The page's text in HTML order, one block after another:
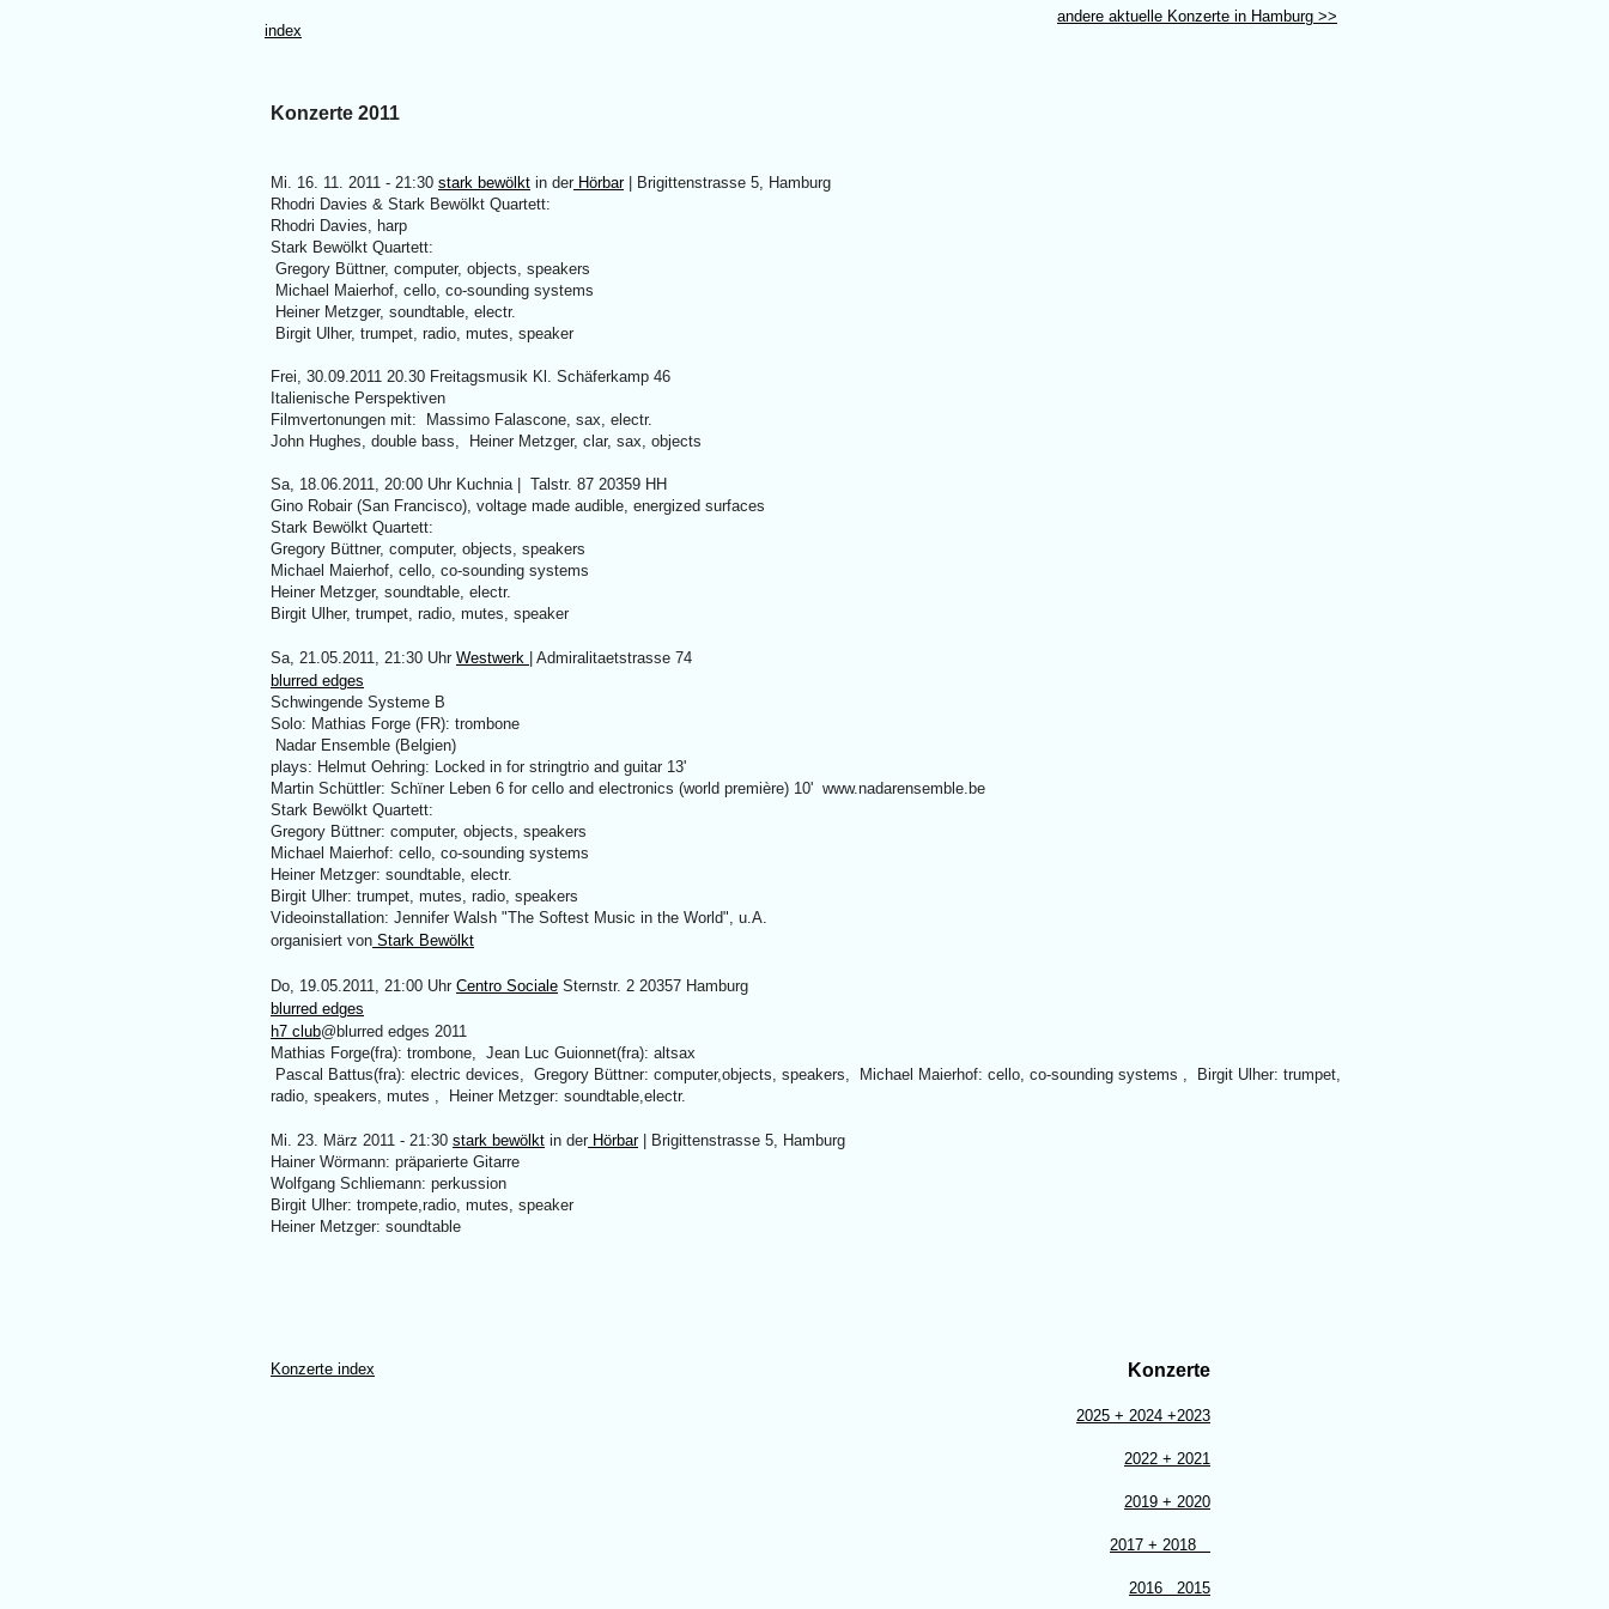
index
andere aktuelle Konzerte in Hamburg >>
Konzerte 2011
Mi. 16. 11. 2011 - 21:30 stark bewölkt in der Hörbar| Brigittenstrasse 5, Hamburg
Rhodri Davies & Stark Bewölkt Quartett:
Rhodri Davies, harp
Stark Bewölkt Quartett:
Gregory Büttner, computer, objects, speakers
Michael Maierhof, cello, co-sounding systems
Heiner Metzger, soundtable, electr.
Birgit Ulher, trumpet, radio, mutes, speaker
Frei, 30.09.2011 20.30 Freitagsmusik Kl. Schäferkamp 46
Italienische Perspektiven
Filmvertonungen mit: Massimo Falascone, sax, electr.
John Hughes, double bass, Heiner Metzger, clar, sax, objects
Sa, 18.06.2011, 20:00 Uhr Kuchnia | Talstr. 87 20359 HH
Gino Robair (San Francisco), voltage made audible, energized surfaces
Stark Bewölkt Quartett:
Gregory Büttner, computer, objects, speakers
Michael Maierhof, cello, co-sounding systems
Heiner Metzger, soundtable, electr.
Birgit Ulher, trumpet, radio, mutes, speaker
Sa, 21.05.2011, 21:30 Uhr Westwerk
| Admiralitaetstrasse 74
blurred edges
Schwingende Systeme B
Solo: Mathias Forge (FR): trombone
Nadar Ensemble (Belgien)
plays: Helmut Oehring: Locked in for stringtrio and guitar 13'
Martin Schüttler: Schïner Leben 6 for cello and electronics (world première) 10' www.nadarensemble.be
Stark Bewölkt Quartett:
Gregory Büttner: computer, objects, speakers
Michael Maierhof: cello, co-sounding systems
Heiner Metzger: soundtable, electr.
Birgit Ulher: trumpet, mutes, radio, speakers
Videoinstallation: Jennifer Walsh "The Softest Music in the World", u.A.
organisiert von Stark Bewölkt
Do, 19.05.2011, 21:00 Uhr Centro Sociale Sternstr. 2 20357 Hamburg
blurred edges
h7 club@blurred edges 2011
Mathias Forge(fra): trombone, Jean Luc Guionnet(fra): altsax
Pascal Battus(fra): electric devices, Gregory Büttner: computer,objects, speakers, Michael Maierhof: cello, co-sounding systems , Birgit Ulher: trumpet,
radio, speakers, mutes , Heiner Metzger: soundtable,electr.
Mi. 23. März 2011 - 21:30 stark bewölkt in der Hörbar| Brigittenstrasse 5, Hamburg
Hainer Wörmann: präparierte Gitarre
Wolfgang Schliemann: perkussion
Birgit Ulher: trompete,radio, mutes, speaker
Heiner Metzger: soundtable
Konzerte index Konzerte
2025 + 2024 +2023
2022 + 2021
2019 + 2020
2017 + 2018
2016 2015